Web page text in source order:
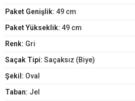
Paket Genişlik: 49 cm
Paket Yükseklik: 49 cm
Renk: Gri
Saçak Tipi: Saçaksız (Biye)
Şekil: Oval
Taban: Jel